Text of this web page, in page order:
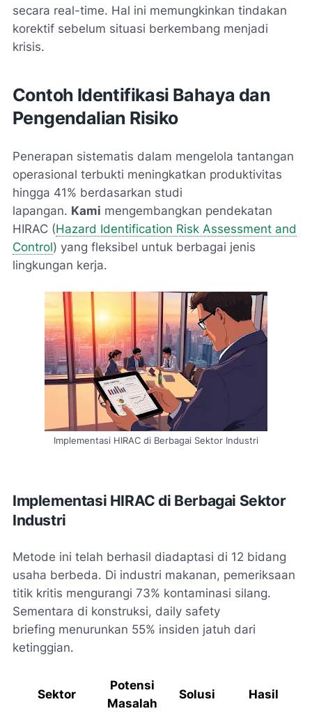
secara real-time. Hal ini memungkinkan tindakan
korektif sebelum situasi berkembang menjadi
krisis.
Contoh Identifikasi Bahaya dan
Pengendalian Risiko
Penerapan sistematis dalam mengelola tantangan
operasional terbukti meningkatkan produktivitas
hingga 41% berdasarkan studi
lapangan. Kami mengembangkan pendekatan
HIRAC (Hazard Identification Risk Assessment and
Control) yang fleksibel untuk berbagai jenis
lingkungan kerja.
Implementasi HIRAC di Berbagai Sektor Industri
Implementasi HIRAC di Berbagai Sektor
Industri
Metode ini telah berhasil diadaptasi di 12 bidang
usaha berbeda. Di industri makanan, pemeriksaan
titik kritis mengurangi 73% kontaminasi silang.
Sementara di konstruksi, daily safety
briefing menurunkan 55% insiden jatuh dari
ketinggian.
Sektor
Potensi
Masalah
Solusi Hasil